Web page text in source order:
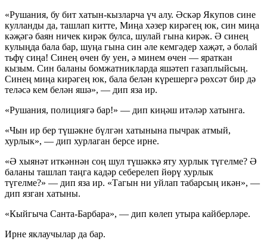
«Рушания, бу бит хатын-кызларча үч алу. Әскәр Якупов сине
кулланды да, ташлап китте, Миңа хәзер кирәгең юк, син миңа
кәҗәгә баян ничек кирәк булса, шулай гына кирәк. Ә синең
кулыңда бала бар, шуңа гына син әле кемгәдер хаҗәт, ә болай
тьфү сиңа! Синең өчен бу уен, ә минем өчен — яраткан
кызым. Син баланы бомжатникларда яшәтеп газаплыйсың.
Синең миңа кирәгең юк, бала белән күрешергә рөхсәт бир дә
теләсә кем белән яшә», — дип яза ир.
«Рушания, полициягә бар!» — дип киңәш итәләр хатынга.
«Чын ир бер түшәкне бүлгән хатынына пычрак атмый,
хурлык», — дип хурлаган берсе ирне.
«Ә хыянәт иткәннән соң шул түшәккә яту хурлык түгелме? Ә
баланы ташлап таңга кадәр себерелеп йөрү хурлык
түгелме?» — дип яза ир. «Тагын ни уйлап табарсың икән», —
дип язган хатыны.
«Кыйгыча Санта-Барбара», — дип көлеп утыра кайберләре.
Ирне яклаучылар да бар.